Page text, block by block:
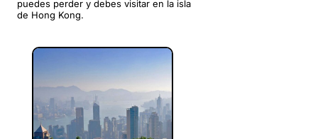
puedes perder y debes visitar en la isla
de Hong Kong.